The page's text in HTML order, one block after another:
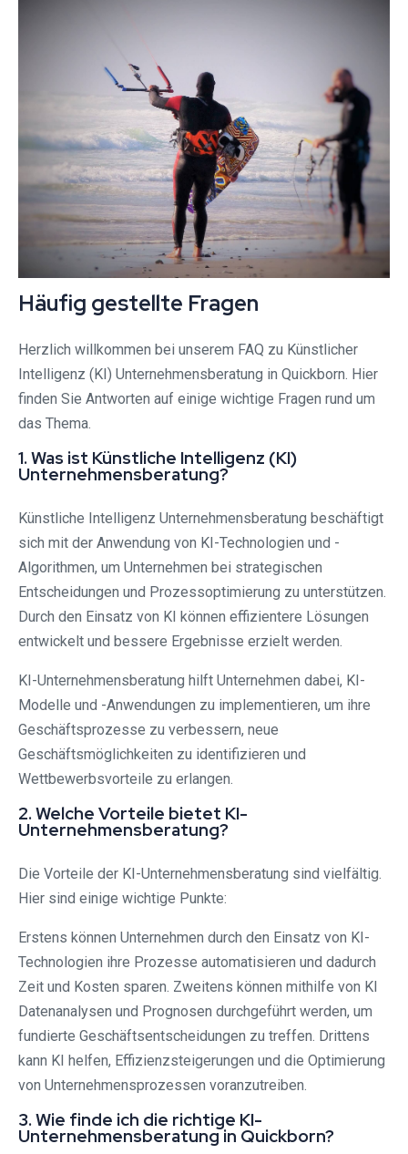
Häufig gestellte Fragen
Herzlich willkommen bei unserem FAQ zu Künstlicher
Intelligenz (KI) Unternehmensberatung in Quickborn. Hier
finden Sie Antworten auf einige wichtige Fragen rund um
das Thema.
1. Was ist Künstliche Intelligenz (KI)
Unternehmensberatung?
Künstliche Intelligenz Unternehmensberatung beschäftigt
sich mit der Anwendung von KI-Technologien und -
Algorithmen, um Unternehmen bei strategischen
Entscheidungen und Prozessoptimierung zu unterstützen.
Durch den Einsatz von KI können effizientere Lösungen
entwickelt und bessere Ergebnisse erzielt werden.
KI-Unternehmensberatung hilft Unternehmen dabei, KI-
Modelle und -Anwendungen zu implementieren, um ihre
Geschäftsprozesse zu verbessern, neue
Geschäftsmöglichkeiten zu identifizieren und
Wettbewerbsvorteile zu erlangen.
2. Welche Vorteile bietet KI-
Unternehmensberatung?
Die Vorteile der KI-Unternehmensberatung sind vielfältig.
Hier sind einige wichtige Punkte:
Erstens können Unternehmen durch den Einsatz von KI-
Technologien ihre Prozesse automatisieren und dadurch
Zeit und Kosten sparen. Zweitens können mithilfe von KI
Datenanalysen und Prognosen durchgeführt werden, um
fundierte Geschäftsentscheidungen zu treffen. Drittens
kann KI helfen, Effizienzsteigerungen und die Optimierung
von Unternehmensprozessen voranzutreiben.
3. Wie finde ich die richtige KI-
Unternehmensberatung in Quickborn?